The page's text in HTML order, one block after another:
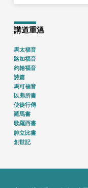
講道重溫
馬太福音
路加福音
約翰福音
詩篇
馬可福音
以弗所書
使徒行傳
羅馬書
歌羅西書
腓立比書
創世記